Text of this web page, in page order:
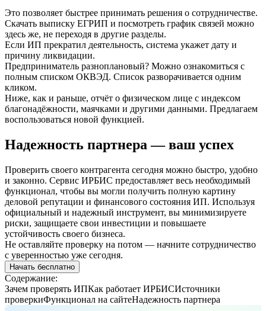
Это позволяет быстрее принимать решения о сотрудничестве.
Скачать выписку ЕГРИП и посмотреть график связей можно
здесь же, не переходя в другие разделы.
Если ИП прекратил деятельность, система укажет дату и
причину ликвидации.
Предприниматель разноплановый? Можно ознакомиться с
полным списком ОКВЭД. Список разворачивается одним
кликом.
Ниже, как и раньше, отчёт о физическом лице с индексом
благонадёжности, маячками и другими данными. Предлагаем
воспользоваться новой функцией.
Надежность партнера — ваш успех
Проверить своего контрагента сегодня можно быстро, удобно
и законно. Сервис ИРБИС предоставляет весь необходимый
функционал, чтобы вы могли получить полную картину
деловой репутации и финансового состояния ИП. Используя
официальный и надежный инструмент, вы минимизируете
риски, защищаете свои инвестиции и повышаете
устойчивость своего бизнеса.
Не оставляйте проверку на потом — начните сотрудничество
с уверенностью уже сегодня.
Начать бесплатно
Содержание:
Зачем проверять ИПКак работает ИРБИСИсточники
проверкиФункционал на сайтеНадежность партнера